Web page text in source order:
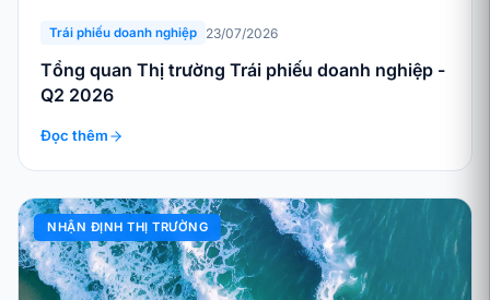
Trái phiếu doanh nghiệp 23/07/2026
Tổng quan Thị trường Trái phiếu doanh nghiệp -
Q2 2026
Đọc thêm
NHẬN ĐỊNH THỊ TRƯỜNG